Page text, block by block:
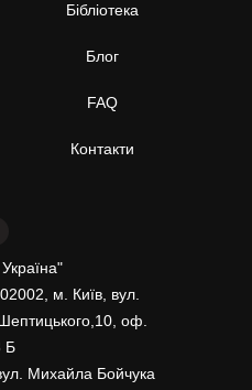
Бібліотека
Блог
FAQ
Контакти
02002, м. Київ, вул.
оф.
Б
Михайла Бойчука